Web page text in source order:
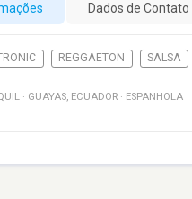
Dados de Contato
REGGAETON SALSA
· GUAYAS, ECUADOR · ESPANHOLA